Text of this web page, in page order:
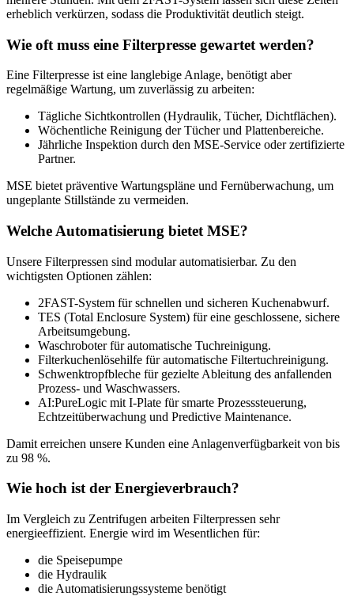
erheblich verkürzen, sodass die Produktivität deutlich steigt.
Wie oft muss eine Filterpresse gewartet werden?
Eine Filterpresse ist eine langlebige Anlage, benötigt aber
regelmäßige Wartung, um zuverlässig zu arbeiten:
Tägliche Sichtkontrollen (Hydraulik, Tücher, Dichtflächen).
Wöchentliche Reinigung der Tücher und Plattenbereiche.
Jährliche Inspektion durch den MSE-Service oder zertifizierte
Partner.
MSE bietet präventive Wartungspläne und Fernüberwachung, um
ungeplante Stillstände zu vermeiden.
Welche Automatisierung bietet MSE?
Unsere Filterpressen sind modular automatisierbar. Zu den
wichtigsten Optionen zählen:
2FAST-System für schnellen und sicheren Kuchenabwurf.
TES (Total Enclosure System) für eine geschlossene, sichere
Arbeitsumgebung.
Waschroboter für automatische Tuchreinigung.
Filterkuchenlösehilfe für automatische Filtertuchreinigung.
Schwenktropfbleche für gezielte Ableitung des anfallenden
Prozess- und Waschwassers.
AI:PureLogic mit I-Plate für smarte Prozesssteuerung,
Echtzeitüberwachung und Predictive Maintenance.
Damit erreichen unsere Kunden eine Anlagenverfügbarkeit von bis
zu 98 %.
Wie hoch ist der Energieverbrauch?
Im Vergleich zu Zentrifugen arbeiten Filterpressen sehr
energieeffizient. Energie wird im Wesentlichen für:
die Speisepumpe
die Hydraulik
die Automatisierungssysteme benötigt